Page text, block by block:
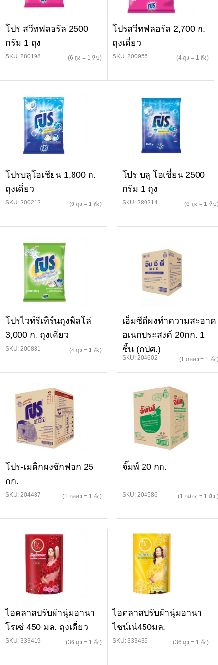
โปร สวีทฟลอรัล 2500
กรัม 1 ถุง
SKU: 280198 (6 ถุง = 1 หีบ)
โปรสวีทฟลอรัล 2,700 ก.
ถุงเดี่ยว
SKU: 200956 (4 ถุง = 1 ลัง)
โปรบลูโอเชียน 1,800 ก.
ถุงเดี่ยว
SKU: 200212 (6 ถุง = 1 ลัง)
โปร บลู โอเชี่ยน 2500
กรัม 1 ถุง
SKU: 280214 (6 ถุง = 1 หีบ)
โปรไวท์รีเทิร์นถุงพิลโล่
3,000 ก. ถุงเดี่ยว
SKU: 200881 (4 ถุง = 1 ลัง)
เอ็มซีดีผงทำความสะอาด
อเนกประสงค์ 20กก. 1
ชิ้น (กปศ.)
SKU: 204602 (1 กล่อง = 1 ลัง)
โปร-เมติกผงซักฟอก 25
กก.
SKU: 204487 (1 กล่อง = 1 ลัง)
จั๊มพ์ 20 กก.
SKU: 204586 (1 กล่อง = 1 ลัง )
ไฮคลาสปรับผ้านุ่มฮานา
โรเซ่ 450 มล. ถุงเดี่ยว
SKU: 333419 (36 ถุง = 1 ลัง)
ไฮคลาสปรับผ้านุ่มฮานา
ไชน์เน่450มล.
SKU: 333435 (36 ถุง = 1 ลัง)